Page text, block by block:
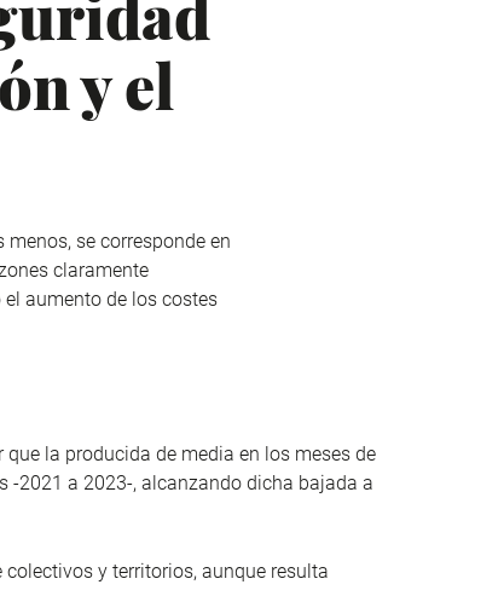
y el
se corresponde en
claramente
aumento de los costes
la producida de media en los meses de
-2021 a 2023-, alcanzando dicha bajada a
y territorios, aunque resulta